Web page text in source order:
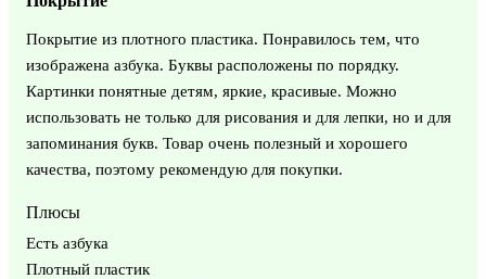
Покрытие из плотного пластика. Понравилось тем, что
изображена азбука. Буквы расположены по порядку.
Картинки понятные детям, яркие, красивые. Можно
использовать не только для рисования и для лепки, но и для
запоминания букв. Товар очень полезный и хорошего
качества, поэтому рекомендую для покупки.
Плюсы
Есть азбука
Плотный пластик